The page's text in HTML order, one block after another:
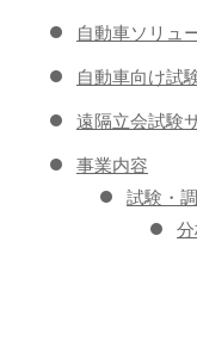
自動車ソリュ
自動車向け試
遠隔立会試験
事業内容
試験・